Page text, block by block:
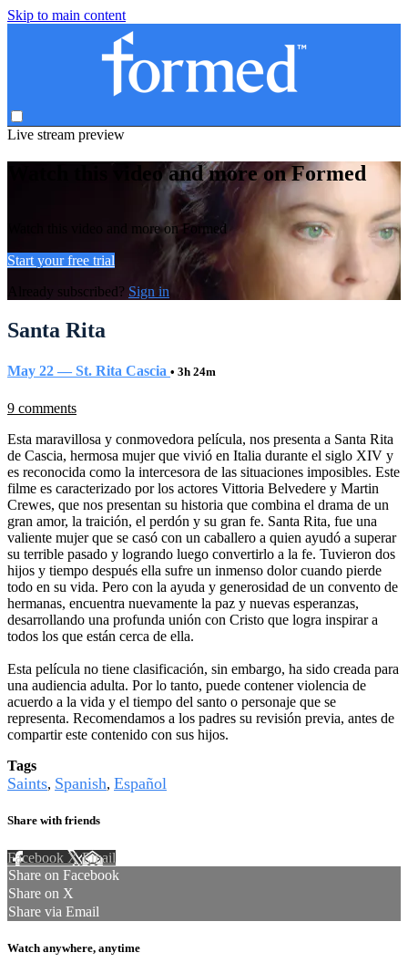
Skip to main content
Live stream preview
Watch this video and more on Formed
Watch this video and more on Formed
Start your free trial
Already subscribed? Sign in
Santa Rita
May 22 — St. Rita Cascia • 3h 24m
9 comments
Esta maravillosa y conmovedora película, nos presenta a Santa Rita
de Cascia, hermosa mujer que vivió en Italia durante el siglo XIV y
es reconocida como la intercesora de las situaciones imposibles. Este
filme es caracterizado por los actores Vittoria Belvedere y Martin
Crewes, que nos presentan su historia que combina el drama de un
gran amor, la traición, el perdón y su gran fe. Santa Rita, fue una
valiente mujer que se casó con un caballero a quien ayudó a superar
su terrible pasado y logrando luego convertirlo a la fe. Tuvieron dos
hijos y tiempo después ella sufre un inmenso dolor cuando pierde
todo en su vida. Pero con la ayuda y generosidad de un convento de
hermanas, encuentra nuevamente la paz y nuevas esperanzas,
desarrollando una profunda unión con Cristo que logra inspirar a
todos los que están cerca de ella.
Esta película no tiene clasificación, sin embargo, ha sido creada para
una audiencia adulta. Por lo tanto, puede contener violencia de
acuerdo a la vida y el tiempo del santo o personaje que se
representa. Recomendamos a los padres su revisión previa, antes de
compartir este contenido con sus hijos.
Tags
Saints, Spanish, Español
Share with friends
Facebook XEmail
Share on Facebook
Share on X
Share via Email
Watch anywhere, anytime